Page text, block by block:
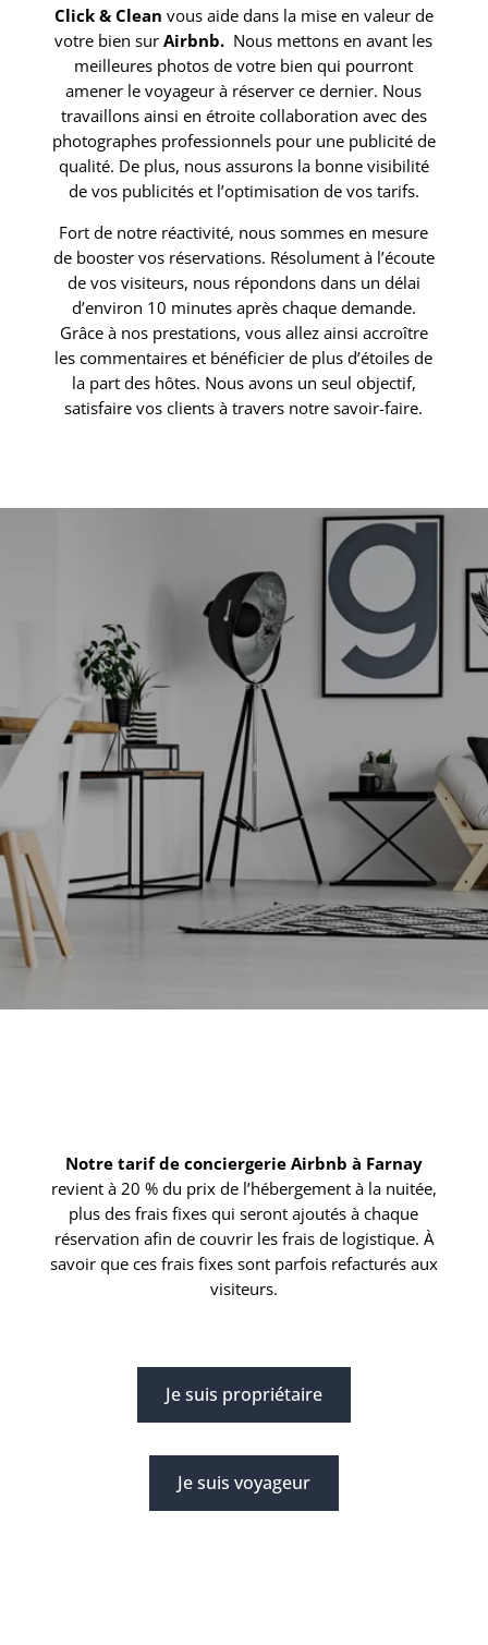
Click & Clean vous aide dans la mise en valeur de
votre bien surAirbnb. Nous mettons en avant les
meilleures photos de votre bien qui pourront
amener le voyageur à réserver ce dernier. Nous
travaillons ainsi en étroite collaboration avec des
photographes professionnels pour une publicité de
qualité. De plus, nous assurons la bonne visibilité
de vos publicités et l’optimisation de vos tarifs.
Fort de notre réactivité, nous sommes en mesure
de booster vos réservations. Résolument à l’écoute
de vos visiteurs, nous répondons dans un délai
d’environ 10 minutes après chaque demande.
Grâce à nos prestations, vous allez ainsi accroître
les commentaires et bénéficier de plus d’étoiles de
la part des hôtes. Nous avons un seul objectif,
satisfaire vos clients à travers notre savoir-faire.
Notre tarif de conciergerie Airbnb à Farnay
revient à 20 % du prix de l’hébergement à la nuitée,
plus des frais fixes qui seront ajoutés à chaque
réservation afin de couvrir les frais de logistique. À
savoir que ces frais fixes sont parfois refacturés aux
visiteurs.
Je suis propriétaire
Je suis voyageur